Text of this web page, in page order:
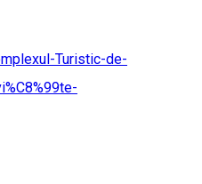
Turistic-de-